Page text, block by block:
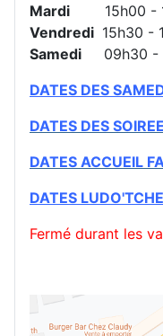
Mardi
15h00 -
Vendredi 15h30 -
Samedi 09h30 -
DATES DES
DATES DES
DATES ACCUEIL
DATES
Fermé durant les